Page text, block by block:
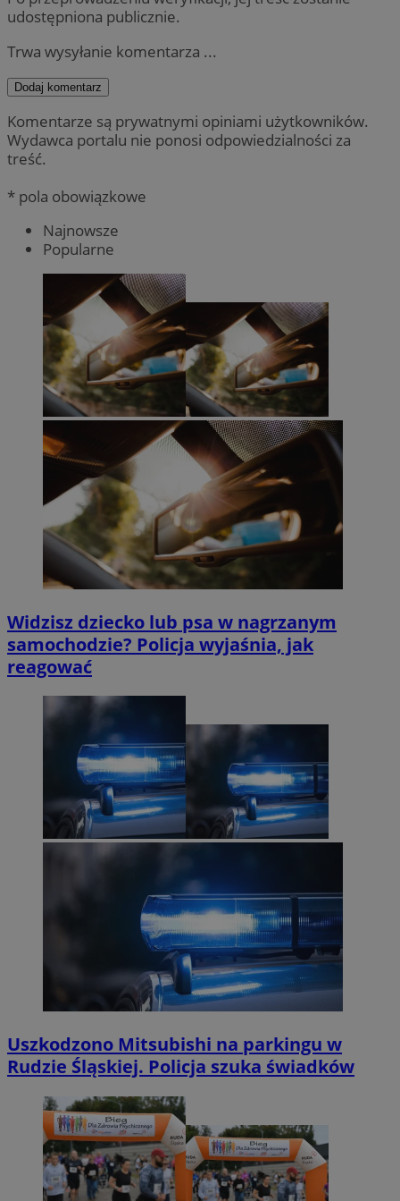
udostępniona publicznie.
Trwa wysyłanie komentarza ...
Dodaj komentarz
Komentarze są prywatnymi opiniami użytkowników.
Wydawca portalu nie ponosi odpowiedzialności za
treść.
* pola obowiązkowe
Najnowsze
Popularne
Widzisz dziecko lub psa w nagrzanym
samochodzie? Policja wyjaśnia, jak
reagować
Uszkodzono Mitsubishi na parkingu w
Rudzie Śląskiej. Policja szuka świadków